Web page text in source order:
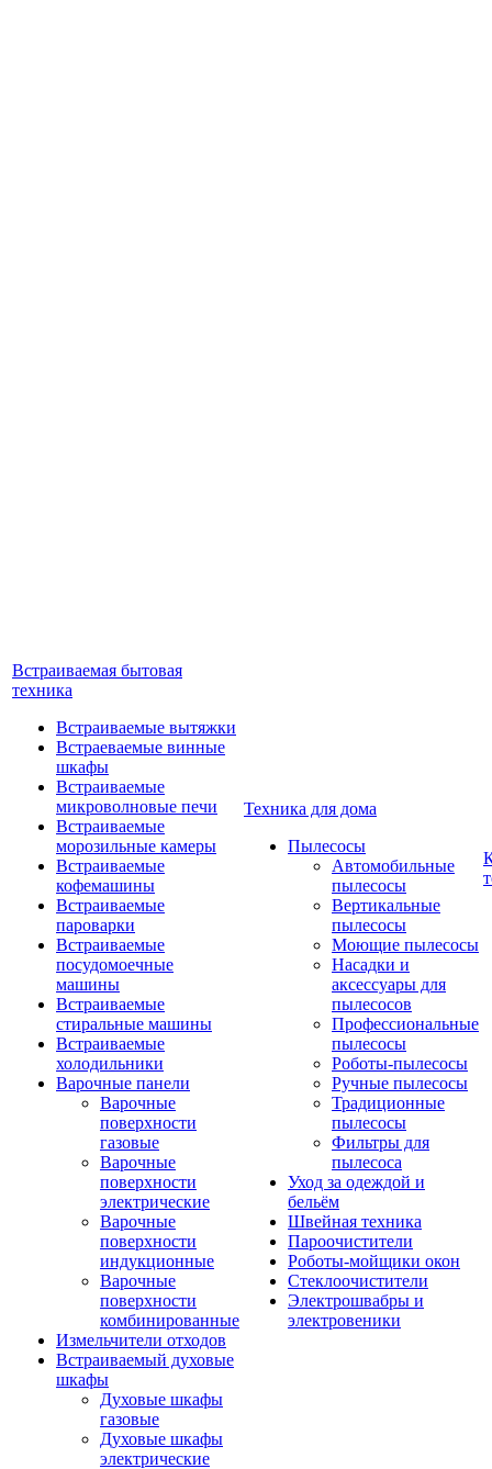
Встраиваемая бытовая
техника
Встраиваемые вытяжки
Встраеваемые винные
шкафы
Встраиваемые
микроволновые печи
Встраиваемые
морозильные камеры
Встраиваемые
кофемашины
Встраиваемые
пароварки
Встраиваемые
посудомоечные
машины
Встраиваемые
стиральные машины
Встраиваемые
холодильники
Варочные панели
Варочные
поверхности
газовые
Варочные
поверхности
электрические
Варочные
поверхности
индукционные
Варочные
поверхности
комбинированные
Измельчители отходов
Встраиваемый духовые
шкафы
Духовые шкафы
газовые
Духовые шкафы
электрические
Техника для дома
Пылесосы
Автомобильные
пылесосы
Вертикальные
пылесосы
Моющие пылесосы
Насадки и
аксессуары для
пылесосов
Профессиональные
пылесосы
Роботы-пылесосы
Ручные пылесосы
Традиционные
пылесосы
Фильтры для
пылесоса
Уход за одеждой и
бельём
Швейная техника
Пароочистители
Роботы-мойщики окон
Стеклоочистители
Электрошвабры и
электровеники